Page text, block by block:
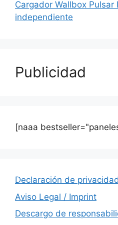
Cargador Wallbox Pulsar
independiente
Publicidad
[naaa
Declaración de
Aviso Legal / Imprint
Descargo de